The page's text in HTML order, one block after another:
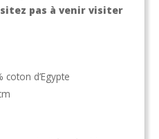
pas à venir visiter
d’Egypte